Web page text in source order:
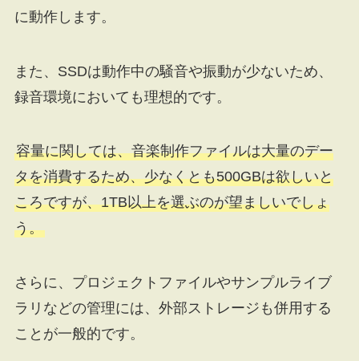
に動作します。
また、SSDは動作中の騒音や振動が少ないため、
録音環境においても理想的です。
容量に関しては、音楽制作ファイルは大量のデー
タを消費するため、少なくとも500GBは欲しいと
ころですが、1TB以上を選ぶのが望ましいでしょ
う。
さらに、プロジェクトファイルやサンプルライブ
ラリなどの管理には、外部ストレージも併用する
ことが一般的です。